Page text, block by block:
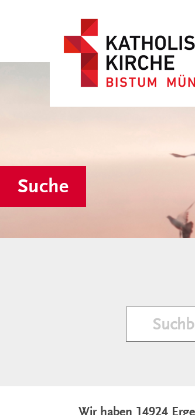
Suche
Wir haben 14924